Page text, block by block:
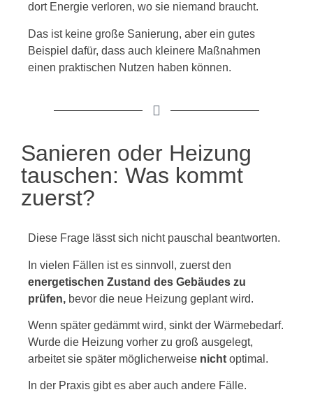
dort Energie verloren, wo sie niemand braucht.
Das ist keine große Sanierung, aber ein gutes
Beispiel dafür, dass auch kleinere Maßnahmen
einen praktischen Nutzen haben können.
Sanieren oder Heizung
tauschen: Was kommt
zuerst?
Diese Frage lässt sich nicht pauschal beantworten.
In vielen Fällen ist es sinnvoll, zuerst den
energetischen Zustand des Gebäudes zu
prüfen, bevor die neue Heizung geplant wird.
Wenn später gedämmt wird, sinkt der Wärmebedarf.
Wurde die Heizung vorher zu groß ausgelegt,
arbeitet sie später möglicherweise nicht optimal.
In der Praxis gibt es aber auch andere Fälle.